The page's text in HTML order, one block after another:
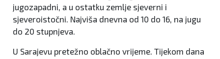
jugozapadni, a u ostatku zemlje sjeverni i
sjeveroistočni. Najviša dnevna od 10 do 16, na jugu
do 20 stupnjeva.
U Sarajevu pretežno oblačno vrijeme. Tijekom dana